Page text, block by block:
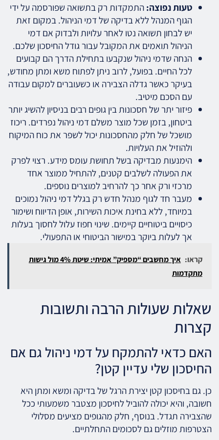
טעות נפוצה:התמקדות רק בתשואה שפורסמה על ידי
הגוף המנהל ללא בדיקה של דמי הניהול. במקום זאת
יש לבחון תשואה נטו לאחר עלויות ולבדוק אם דמי
הניהול תואמים את המקובל עבור גודל החיסכון שלכם.
הנחה שדמי ניהול שנקבעו בתחילת הדרך הם קבועים
לכל החיים. בפועל, לרוב ניתן לפתוח משא ומתן מחודש,
בעיקר כאשר גדלה הצבירה או כשעוברים למקום עבודה
עם הסכם מיטיב.
פיזור יתר של חסכונות בין גופים רבים בניסיון להשיג יותר
ביטחון, בזמן שכל מוצר משלם דמי ניהול נפרדים. ריכוז
מושכל של חלק מהחסכונות יכול לשפר את כוח המיקוח
ולהוזיל את העלויות.
הימנעות מבדיקה בשל תחושת עומס מידע. רצוי לפרק
את הפעולה לשלבים קטנים, להתחיל ממוצר אחד
מרכזי ורק אחר כך להרחיב למוצרים נוספים.
מעבר חד לגוף מנהל חדש רק בגלל דמי ניהול נמוכים
במיוחד, ללא בחינת איכות השירות, אופן הדיווח ושימור
כיסויים ביטוחיים קיימים. שינוי חפוז עלול לחסוך בעלות
אך לעלות ביוקר במישור הביטוחי או התפעולי.
קראו:
איך מחשבים “מספיק” אמיתי: שיטת 4% מול גישות
מתקדמות
שאלות שעולות הרבה ותשובות
קצרות
האם כדאי להתמקח על דמי ניהול גם אם
החיסכון שלי עדיין קטן?
כן. גם בחיסכון קטן יצירת הרגל של בדיקה ומשא ומתן היא
חשובה, והיא יכולה להוביל לחיסכון מצטבר משמעותי ככל
שהצבירה תגדל. בנוסף, חלק מהגופים מציעים מסלולי
הצטרפות מוזלים גם לסכומים התחלתיים.